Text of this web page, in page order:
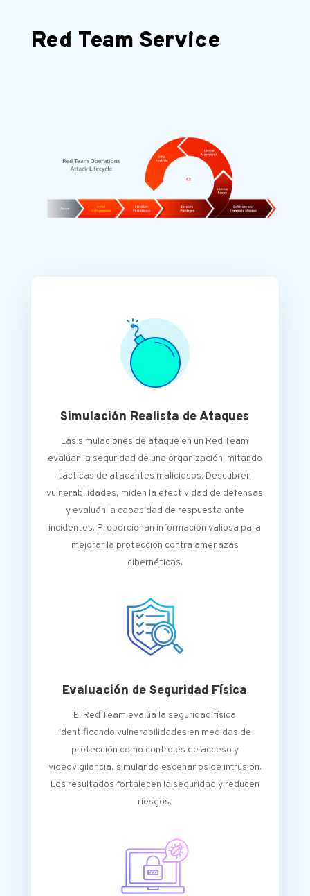
Red Team Service
Simulación Realista de Ataques
Las simulaciones de ataque en un Red Team
evalúan la seguridad de una organización imitando
tácticas de atacantes maliciosos. Descubren
vulnerabilidades, miden la efectividad de defensas
y evaluán la capacidad de respuesta ante
incidentes. Proporcionan información valiosa para
mejorar la protección contra amenazas
cibernéticas.
Evaluación de Seguridad Física
El Red Team evalúa la seguridad física
identificando vulnerabilidades en medidas de
protección como controles de acceso y
videovigilancia, simulando escenarios de intrusión.
Los resultados fortalecen la seguridad y reducen
riesgos.